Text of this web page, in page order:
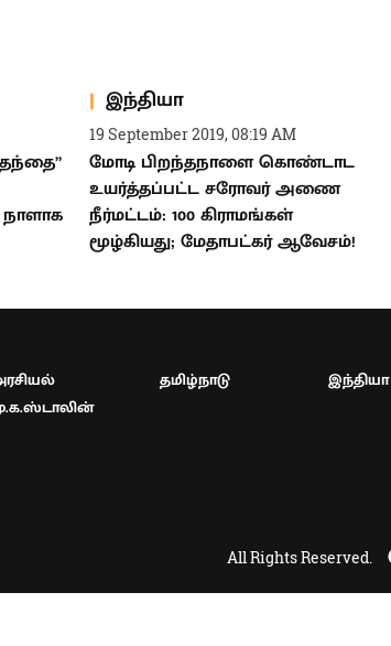
இந்தியா
19 September 2019, 08:19 AM
மோடி பிறந்தநாளை கொண்டாட
உயர்த்தப்பட்ட சரோவர் அணை
நீர்மட்டம்: 100 கிராமங்கள்
மூழ்கியது; மேதாபட்கர் ஆவேசம்!
தமிழ்நாடு இந்தியா
All Rights Reserved.